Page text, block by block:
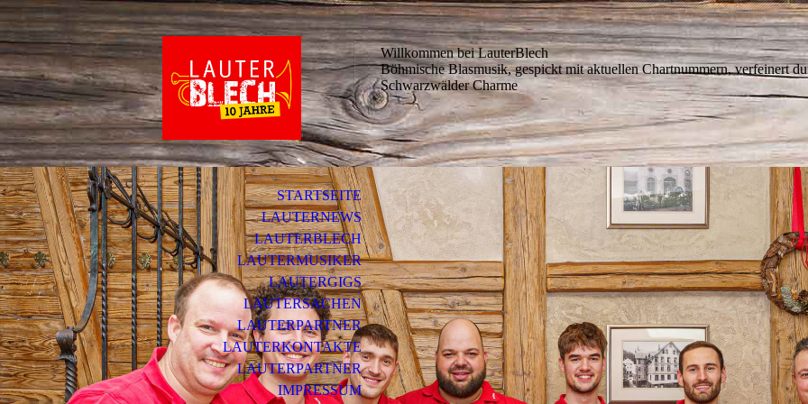
Willkommen bei LauterBlech
Böhmische Blasmusik, gespickt mit aktuellen Chartnummern, verfeinert
Schwarzwälder Charme
STARTSEITE
LAUTERNEWS
LAUTERBLECH
LAUTERMUSIKER
LAUTERGIGS
LAUTERSACHEN
LAUTERPARTNER
LAUTERKONTAKTE
LAUTERPARTNER
IMPRESSUM